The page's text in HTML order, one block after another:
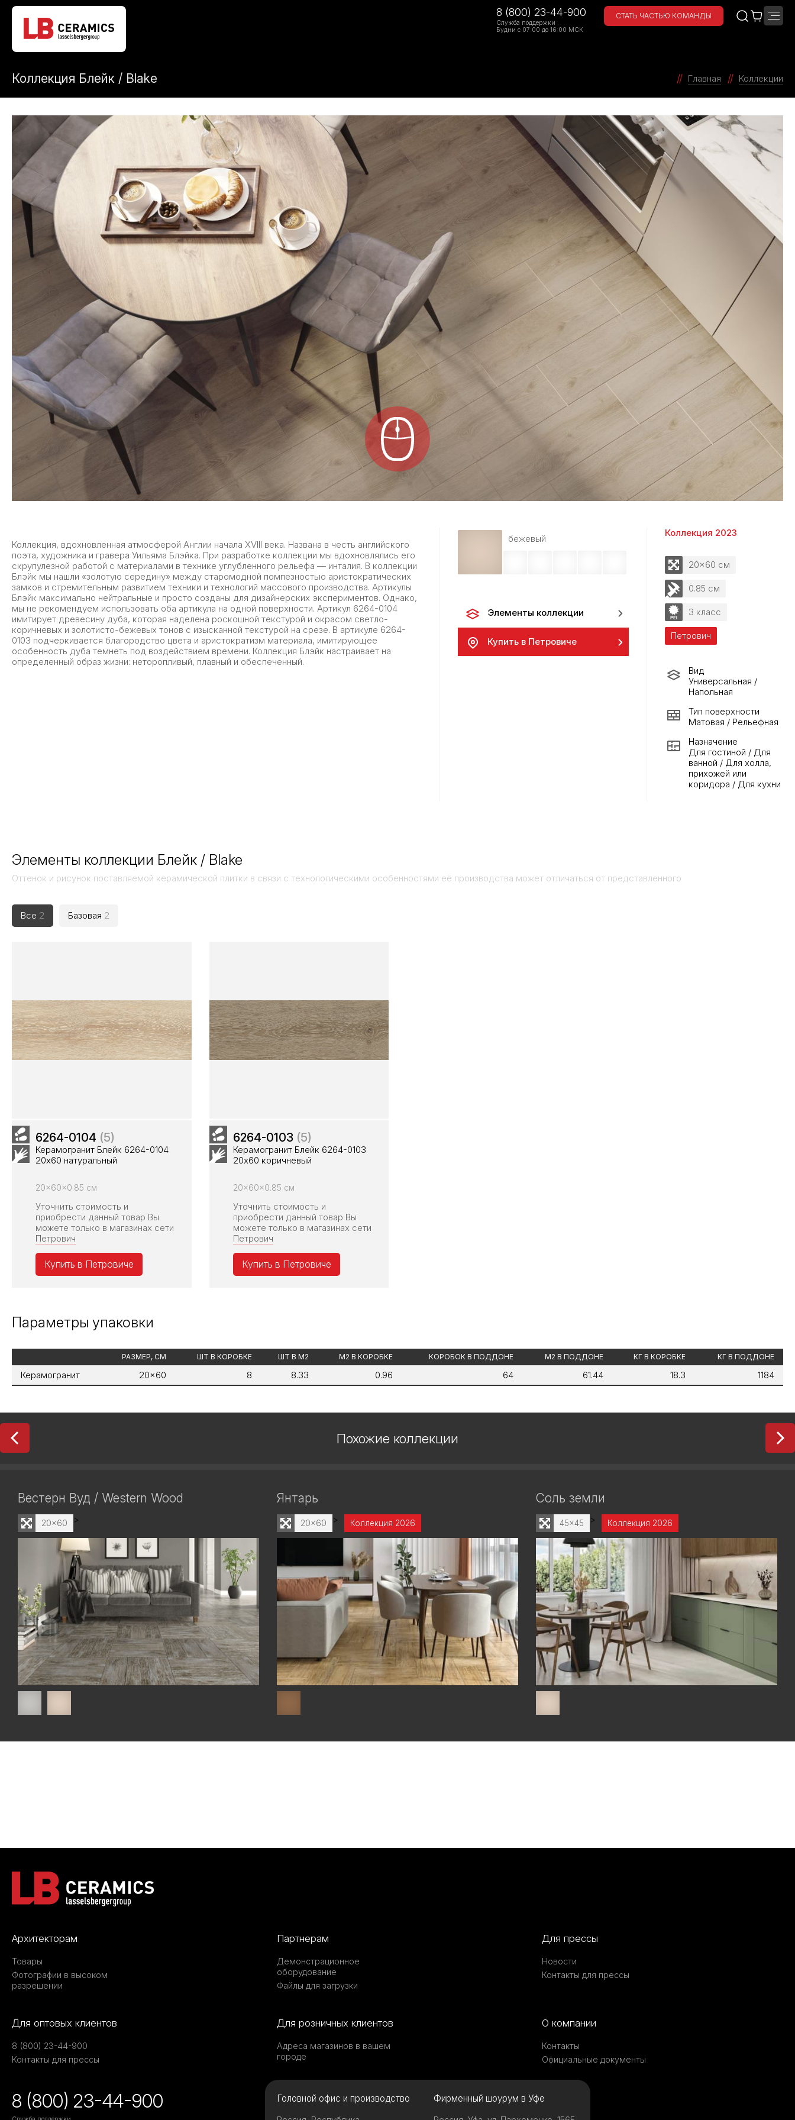
8 (800) 23-44-900
Служба поддержки
Будни с 07:00 до 16:00 МСК
СТАТЬ ЧАСТЬЮ КОМАНДЫ
Коллекция Блейк / Blake Главная Коллекции
Коллекция, вдохновленная атмосферой Англии начала XVIII века. Названа в честь английского
поэта, художника и гравера Уильяма Блэйка. При разработке коллекции мы вдохновлялись его
скрупулезной работой с материалами в технике углубленного рельефа — инталия. В коллекции
Блэйк мы нашли «золотую середину» между старомодной помпезностью аристократических
замков и стремительным развитием техники и технологий массового производства. Артикулы
Блэйк максимально нейтральные и просто созданы для дизайнерских экспериментов. Однако,
мы не рекомендуем использовать оба артикула на одной поверхности. Артикул 6264-0104
имитирует древесину дуба, которая наделена роскошной текстурой и окрасом светло-
коричневых и золотисто-бежевых тонов с изысканной текстурой на срезе. В артикуле 6264-
0103 подчеркивается благородство цвета и аристократизм материала, имитирующее
особенность дуба темнеть под воздействием времени. Коллекция Блэйк настраивает на
определенный образ жизни: неторопливый, плавный и обеспеченный.
бежевый
Элементы коллекции
Купить в Петровиче
Коллекция 2023
20x60 см
0.85 см
3 класс
Петрович
Вид
Универсальная /
Напольная
Тип поверхности
Матовая / Рельефная
Назначение
Для гостиной / Для
ванной / Для холла,
прихожей или
коридора / Для кухни
Элементы коллекции Блейк / Blake
Оттенок и рисунок поставляемой керамической плитки в связи с технологическими особенностями её производства может отличаться от представленного
Все 2 Базовая 2
6264-0104 (5)
Керамогранит Блейк 6264-0104
20х60 натуральный
20x60x0.85 см
Уточнить стоимость и
приобрести данный товар Вы
можете только в магазинах сети
Петрович
Купить в Петровиче
6264-0103 (5)
Керамогранит Блейк 6264-0103
20х60 коричневый
20x60x0.85 см
Уточнить стоимость и
приобрести данный товар Вы
можете только в магазинах сети
Петрович
Купить в Петровиче
Параметры упаковки
РАЗМЕР, СМ ШТ В КОРОБКЕ ШТ В М2 М2 В КОРОБКЕ КОРОБОК В ПОДДОНЕ М2 В ПОДДОНЕ КГ В КОРОБКЕ КГ В ПОДДОНЕ
Керамогранит 20x60 8 8.33 0.96 64 61.44 18.3 1184
Похожие коллекции
Вестерн Вуд / Western Wood
>
20x60
Янтарь
>
20x60 Коллекция 2026
Соль земли
>
45x45 Коллекция 2026
Архитекторам
Товары
Фотографии в высоком
разрешении
Партнерам
Демонстрационное
оборудование
Файлы для загрузки
Для прессы
Новости
Контакты для прессы
Для оптовых клиентов
8 (800) 23-44-900
Контакты для прессы
Для розничных клиентов
Адреса магазинов в вашем
городе
О компании
Контакты
Официальные документы
8 (800) 23-44-900 Головной офис и производство Фирменный шоурум в Уфе